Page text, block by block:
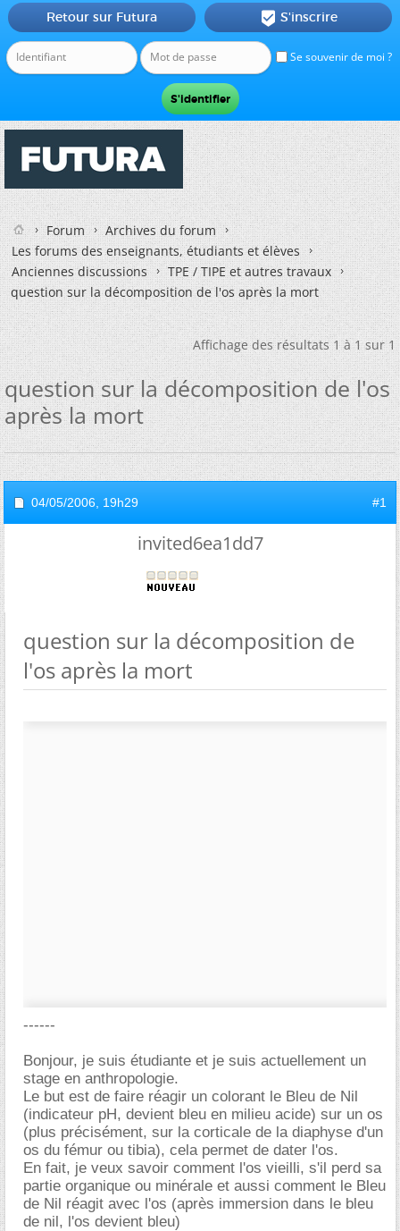
Se souvenir de moi ?
Retour sur Futura  S'inscrire
Forum
Archives du forum
Les forums des enseignants, étudiants et élèves
Anciennes discussions
TPE / TIPE et autres travaux
question sur la décomposition de l'os après la mort
Affichage des résultats 1 à 1 sur 1
question sur la décomposition de l'os
après la mort
04/05/2006, 19h29 #1
invited6ea1dd7
question sur la décomposition de
l'os après la mort
------
Bonjour, je suis étudiante et je suis actuellement un
stage en anthropologie.
Le but est de faire réagir un colorant le Bleu de Nil
(indicateur pH, devient bleu en milieu acide) sur un os
(plus précisément, sur la corticale de la diaphyse d'un
os du fémur ou tibia), cela permet de dater l'os.
En fait, je veux savoir comment l'os vieilli, s'il perd sa
partie organique ou minérale et aussi comment le Bleu
de Nil réagit avec l'os (après immersion dans le bleu
de nil, l'os devient bleu)